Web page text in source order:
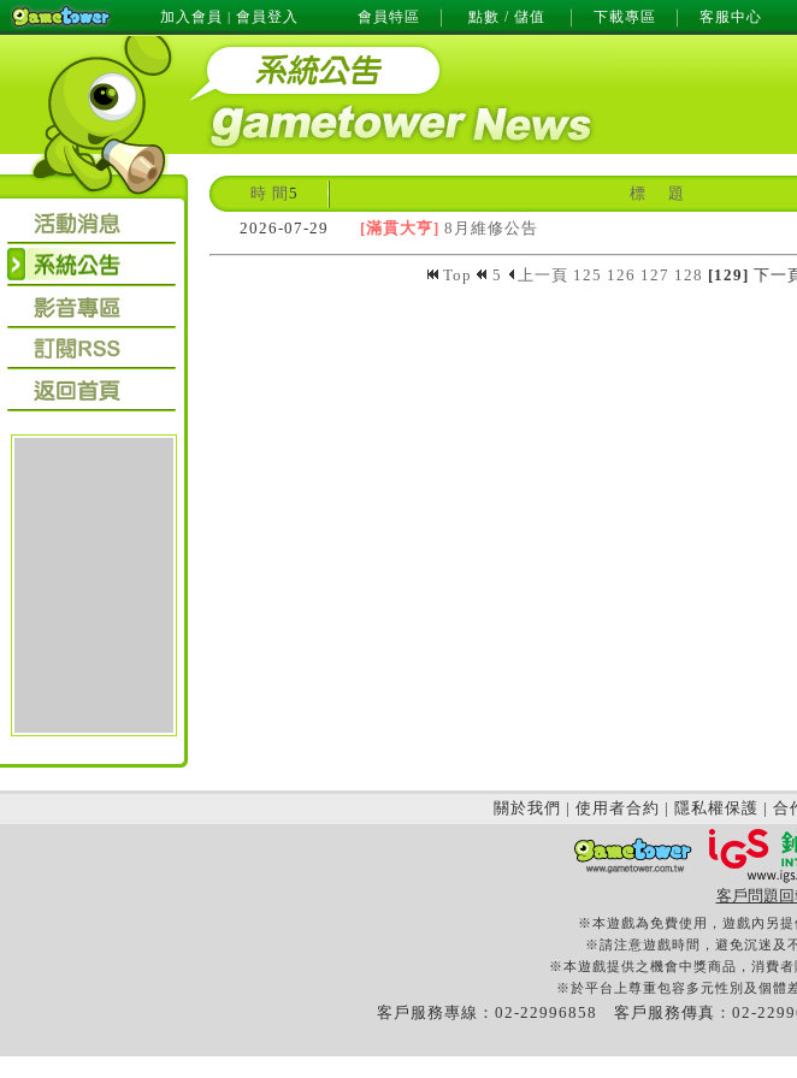
加入會員 | 會員登入 會員特區 點數 / 儲值 下載專區 客服中心
時 間 5
標 題
2026-07-29
[滿貫大亨] 8月維修公告
Top 5 上一頁 125 126 127 128 [129] 下一
關於我們 | 使用者合約 | 隱私權保護 | 合
客戶問題回
※本遊戲為免費使用，遊戲內另提
※請注意遊戲時間，避免沉迷及
※本遊戲提供之機會中獎商品，消費者
※於平台上尊重包容多元性別及個體
客戶服務專線：02-22996858 客戶服務傳真：02-